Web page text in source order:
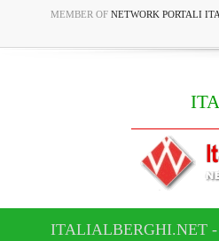
MEMBER OF NETWORK PORTALI
ITALIALBERGHI.NET